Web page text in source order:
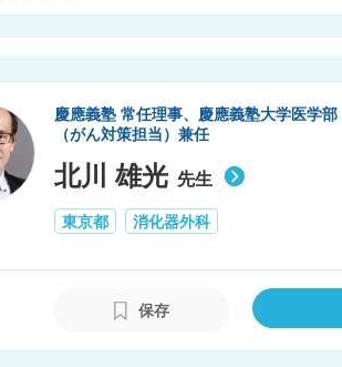
慶應義塾 常任理事、慶應義塾大学医学
（がん対策担当）兼任
北川 雄光 先生
東京都 消化器外科
保存